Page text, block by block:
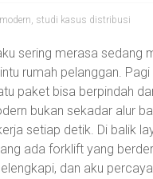
studi kasus distribusi
sering merasa sedang
rumah pelanggan.
paket bisa berpindah
bukan sekadar alur
setiap detik. Di balik
ada forklift yang
dan aku